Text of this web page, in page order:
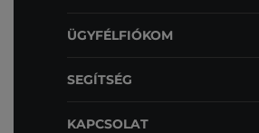
ÜGYFÉLFIÓKOM
SEGÍTSÉG
KAPCSOLAT